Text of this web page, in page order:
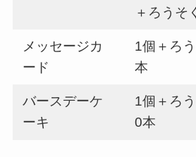
＋ろうそ
メッセージカ
ード
1個＋ろ
本
バースデーケ
ーキ
1個＋ろ
0本